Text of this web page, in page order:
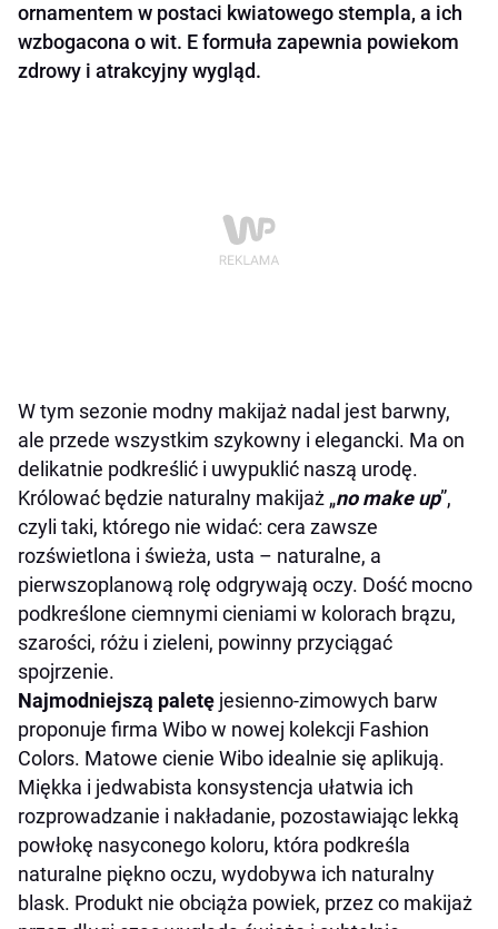
ornamentem w postaci kwiatowego stempla, a ich
wzbogacona o wit. E formuła zapewnia powiekom
zdrowy i atrakcyjny wygląd.
W tym sezonie modny makijaż nadal jest barwny,
ale przede wszystkim szykowny i elegancki. Ma on
delikatnie podkreślić i uwypuklić naszą urodę.
Królować będzie naturalny makijaż „no make up”,
czyli taki, którego nie widać: cera zawsze
rozświetlona i świeża, usta – naturalne, a
pierwszoplanową rolę odgrywają oczy. Dość mocno
podkreślone ciemnymi cieniami w kolorach brązu,
szarości, różu i zieleni, powinny przyciągać
spojrzenie.
Najmodniejszą paletę jesienno-zimowych barw
proponuje firma Wibo w nowej kolekcji Fashion
Colors. Matowe cienie Wibo idealnie się aplikują.
Miękka i jedwabista konsystencja ułatwia ich
rozprowadzanie i nakładanie, pozostawiając lekką
powłokę nasyconego koloru, która podkreśla
naturalne piękno oczu, wydobywa ich naturalny
blask. Produkt nie obciąża powiek, przez co makijaż